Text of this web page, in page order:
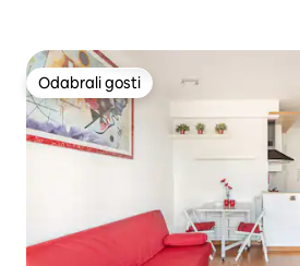
Odabrali gosti
Odabrali gosti